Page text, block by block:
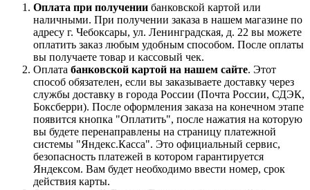
Оплата при получении банковской картой или
наличными. При получении заказа в нашем магазине по
адресу г. Чебоксары, ул. Ленинградская, д. 22 вы можете
оплатить заказ любым удобным способом. После оплаты
вы получаете товар и кассовый чек.
Оплата банковской картой на нашем сайте. Этот
способ обязателен, если вы заказываете доставку через
службы доставку в города России (Почта России, СДЭК,
Боксберри). После оформления заказа на конечном этапе
появится кнопка "Оплатить", после нажатия на которую
вы будете перенаправлены на страницу платежной
системы "Яндекс.Касса". Это официальный сервис,
безопасность платежей в котором гарантируется
Яндексом. Вам будет необходимо ввести номер, срок
действия карты.